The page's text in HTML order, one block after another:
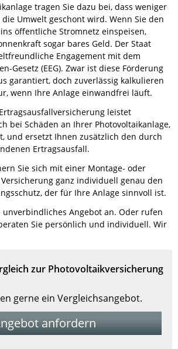
tragen Sie dazu bei, dass weniger
Umwelt geschont wird. Wenn Sie den
öffentliche Stromnetz einspeisen,
sogar bares Geld. Der Staat
Engagement mit dem
Gesetz (EEG). Zwar ist diese Förderung
garantiert, doch zuverlässig kalkulieren
wenn Ihre Anlage einwandfrei läuft.
leistet
bei Schäden an Ihrer Photovoltaikanlage,
und ersetzt Ihnen zusätzlich den durch
Ertragsausfall.
Sie sich mit einer Montage- oder
ganz individuell genau den
der für Ihre Anlage sinnvoll ist.
unverbindliches Angebot an. Oder rufen
Sie persönlich und individuell. Wir
zur Photovoltaikversicherung
gerne ein Vergleichsangebot.
anfordern